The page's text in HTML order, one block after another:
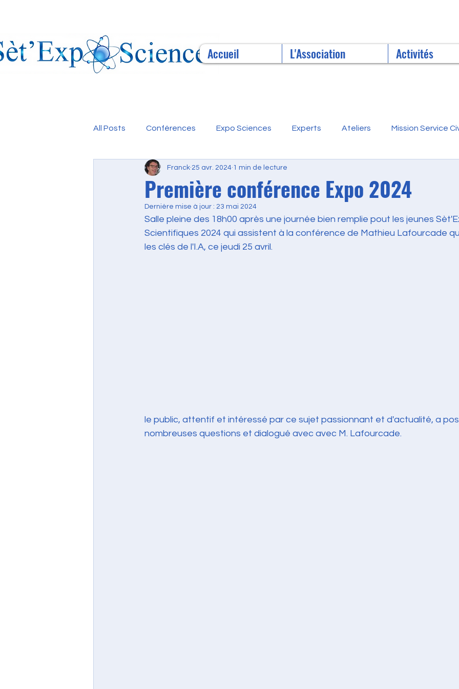
Accueil L'Association Activités
All Posts Conférences Expo Sciences Experts Ateliers Mission Service
Première conférence Expo 2024
Franck 25 avr. 2024 1 min de lecture
Dernière mise à jour : 23 mai 2024
Salle pleine des 18h00 après une journée bien remplie pout les jeunes
Scientifiques 2024 qui assistent à la conférence de Mathieu Lafourcade
les clés de l'I.A, ce jeudi 25 avril.
le public, attentif et intéressé par ce sujet passionnant et d'actualité, a
nombreuses questions et dialogué avec avec M. Lafourcade.